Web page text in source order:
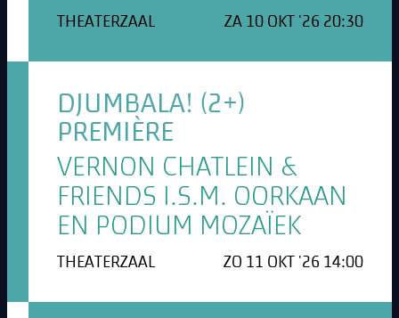
THEATERZAAL ZA 10 OKT '26 20:30
DJUMBALA! (2+)
PREMIÈRE
VERNON CHATLEIN &
FRIENDS I.S.M. OORKAAN
EN PODIUM MOZAÏEK
THEATERZAAL ZO 11 OKT '26 14:00